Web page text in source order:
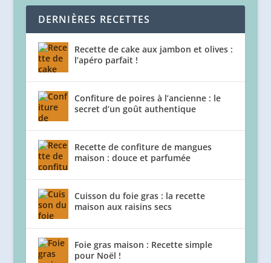
DERNIÈRES RECETTES
Recette de cake aux jambon et olives :
l’apéro parfait !
Confiture de poires à l’ancienne : le
secret d’un goût authentique
Recette de confiture de mangues
maison : douce et parfumée
Cuisson du foie gras : la recette
maison aux raisins secs
Foie gras maison : Recette simple
pour Noël !